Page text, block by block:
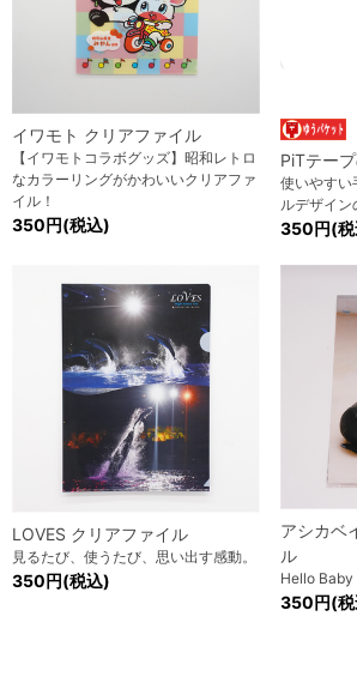
イワモト クリアファイル
【イワモトコラボグッズ】昭和レトロ
なカラーリングがかわいいクリアファ
イル！
350円(税込)
PiTテー
使いやすい
ルデザイン
350円(税
LOVES クリアファイル
見るたび、使うたび、思い出す感動。
350円(税込)
アシカベ
ル
Hello
350円(税